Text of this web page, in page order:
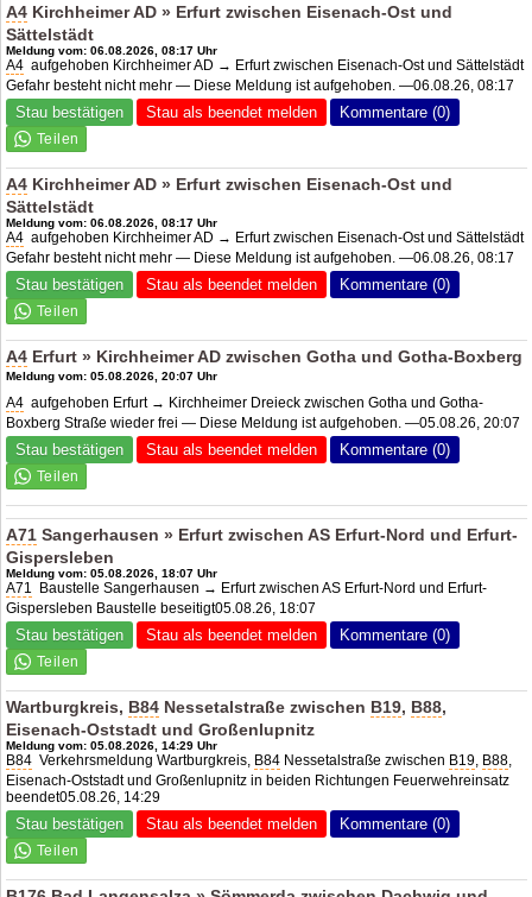
A4 Kirchheimer AD » Erfurt zwischen Eisenach-Ost und
Sättelstädt
Meldung vom: 06.08.2026, 08:17 Uhr
A4 aufgehoben Kirchheimer AD → Erfurt zwischen Eisenach-Ost und Sättelstädt
Gefahr besteht nicht mehr — Diese Meldung ist aufgehoben. —06.08.26, 08:17
Stau bestätigen Stau als beendet melden Kommentare (0)
A4 Kirchheimer AD » Erfurt zwischen Eisenach-Ost und
Sättelstädt
Meldung vom: 06.08.2026, 08:17 Uhr
A4 aufgehoben Kirchheimer AD → Erfurt zwischen Eisenach-Ost und Sättelstädt
Gefahr besteht nicht mehr — Diese Meldung ist aufgehoben. —06.08.26, 08:17
Stau bestätigen Stau als beendet melden Kommentare (0)
A4 Erfurt » Kirchheimer AD zwischen Gotha und Gotha-Boxberg
Meldung vom: 05.08.2026, 20:07 Uhr
A4 aufgehoben Erfurt → Kirchheimer Dreieck zwischen Gotha und Gotha-
Boxberg Straße wieder frei — Diese Meldung ist aufgehoben. —05.08.26, 20:07
Stau bestätigen Stau als beendet melden Kommentare (0)
A71 Sangerhausen » Erfurt zwischenAS Erfurt-Nord und Erfurt-
Gispersleben
Meldung vom: 05.08.2026, 18:07 Uhr
A71 Baustelle Sangerhausen → Erfurt zwischenAS Erfurt-Nord und Erfurt-
Gispersleben Baustelle beseitigt05.08.26, 18:07
Stau bestätigen Stau als beendet melden Kommentare (0)
Wartburgkreis, B84 Nessetalstraße zwischen B19, B88,
Eisenach-Oststadt und Großenlupnitz
Meldung vom: 05.08.2026, 14:29 Uhr
B84 Verkehrsmeldung Wartburgkreis, B84 Nessetalstraße zwischen B19, B88,
Eisenach-Oststadt und Großenlupnitz in beiden Richtungen Feuerwehreinsatz
beendet05.08.26, 14:29
Stau bestätigen Stau als beendet melden Kommentare (0)